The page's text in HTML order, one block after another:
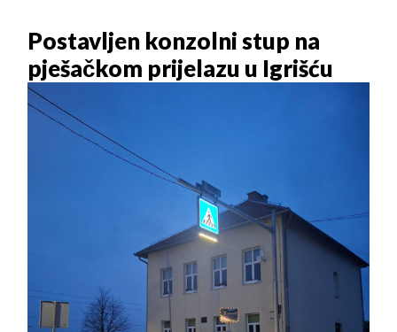
Postavljen konzolni stup na
pješačkom prijelazu u Igrišću